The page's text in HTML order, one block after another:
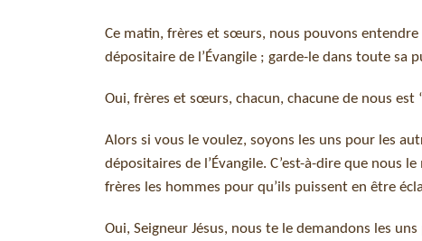
Ce matin, frères et sœurs, nous pouvons entendre
dépositaire de l’Évangile ; garde-le dans toute sa
Oui, frères et sœurs, chacun, chacune de nous est
Alors si vous le voulez, soyons les uns pour les
dépositaires de l’Évangile. C’est-à-dire que nous
frères les hommes pour qu’ils puissent en être
Oui, Seigneur Jésus, nous te le demandons les